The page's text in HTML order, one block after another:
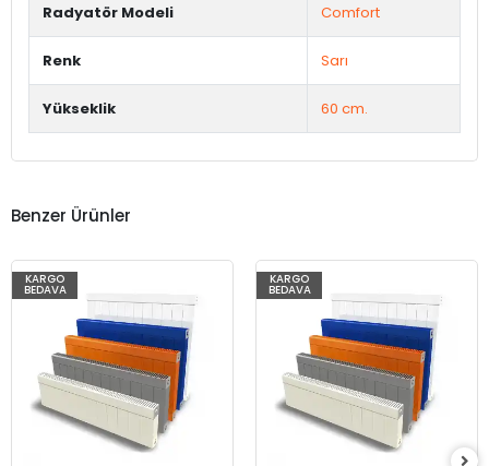
Radyatör Modeli Comfort
Renk Sarı
Yükseklik 60 cm.
Benzer Ürünler
KARGO
BEDAVA
KARGO
BEDAVA